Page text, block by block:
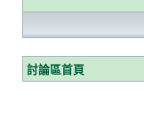
討論區首頁